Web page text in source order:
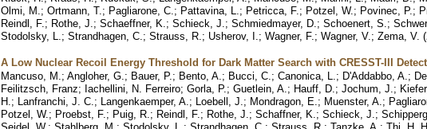
Olmi, M. ; Ortmann, T. ; Pagliarone, C. ; Pattavina, L. ; Petricca, F. ; Potzel, W. ; Povinec, P. ;
Reindl, F. ; Rothe, J. ; Schaeffner, K. ; Schieck, J. ; Schmiedmayer, D. ; Schoenert, S. ;
Stodolsky, L. ; Strandhagen, C. ; Strauss, R. ; Usherov, I. ; Wagner, F. ; Wagner, V. ; Zema, V. (
A Low Nuclear Recoil Energy Threshold for Dark Matter Search with CRESST-III
Mancuso, M. ; Angloher, G. ; Bauer, P. ; Bento, A. ; Bucci, C. ; Canonica, L. ; D'Addabbo, A. ;
Feilitzsch, Franz; Iachellini, N. Ferreiro; Gorla, P. ; Guetlein, A. ; Hauff, D. ; Jochum, J. ;
H. ; Lanfranchi, J. C. ; Langenkaemper, A. ; Loebell, J. ; Mondragon, E. ; Muenster, A. ;
Potzel, W. ; Proebst, F. ; Puig, R. ; Reindl, F. ; Rothe, J. ; Schaffner, K. ; Schieck, J. ;